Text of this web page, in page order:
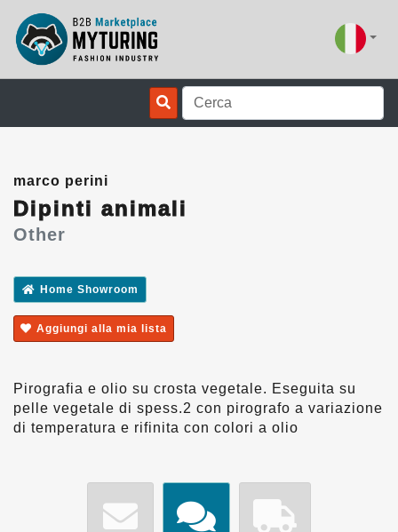
marco perini
Dipinti animali
Other
Home Showroom
Aggiungi alla mia lista
Pirografia e olio su crosta vegetale. Eseguita su
pelle vegetale di spess.2 con pirografo a variazione
di temperatura e rifinita con colori a olio